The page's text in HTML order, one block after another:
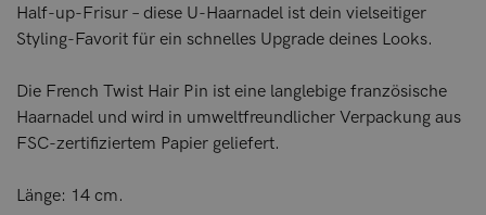
Half-up-Frisur – diese U-Haarnadel ist dein vielseitiger
Styling-Favorit für ein schnelles Upgrade deines Looks.
Die French Twist Hair Pin ist eine langlebige französische
Haarnadel und wird in umweltfreundlicher Verpackung aus
FSC-zertifiziertem Papier geliefert.
Länge: 14 cm.